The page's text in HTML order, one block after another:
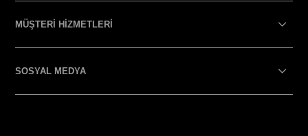
MÜŞTERİ HİZMETLERİ
SOSYAL MEDYA